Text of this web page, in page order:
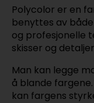
Polycolor er en
benyttes av
og profesjonelle
skisser og
Man kan legge
å blande
kan fargens